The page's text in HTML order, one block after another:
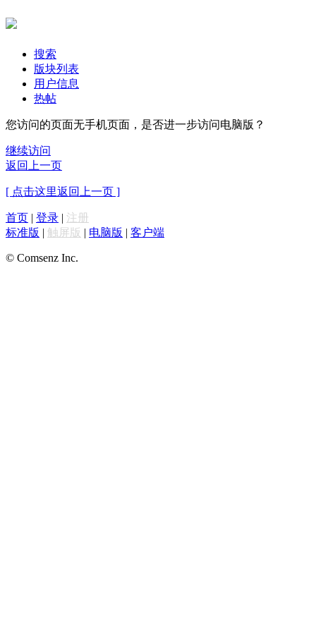
搜索
版块列表
用户信息
热帖
您访问的页面无手机页面，是否进一步访问电脑版？
继续访问
返回上一页
[ 点击这里返回上一页 ]
首页 | 登录 | 注册
标准版 | 触屏版 | 电脑版 | 客户端
© Comsenz Inc.